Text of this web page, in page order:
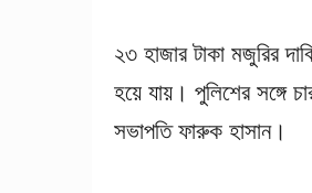
২৩ হাজার টাকা মজুরির
হয়ে যায়। পুলিশের সঙ্গে
সভাপতি ফারুক হাসান।